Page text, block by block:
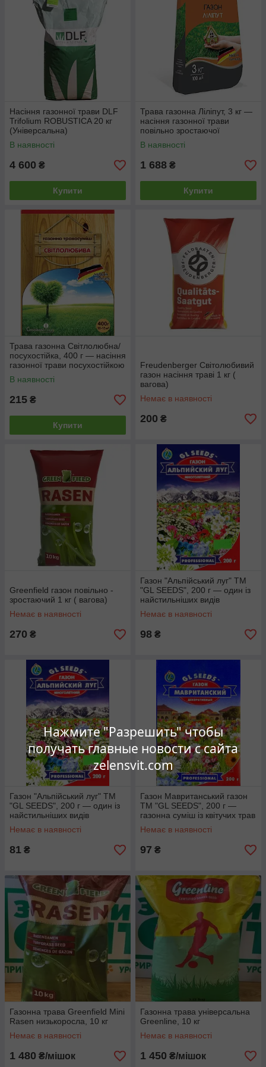
Нажмите "Разрешить" чтобы
получать главные новости с сайта
zelensvit.com
зможете підібрати для себе насіння тонконогу лучного,
костриці червоної і пасовищного райграсу. Ви отримаєте
рівномірний і пружний дерен, який не тільки чудово
виглядатиме, але ще й виявиться дуже приємним на ощупь.
Такою травою можна запросто гуляти босоніж! Якщо у вас
виникнуть якісь питання, сміливо звертайтесь до наших
консультантів!
Насіння газонної трави DLF
Trifolium ROBUSTICA 20 кг
(Універсальна)
В наявності
4 600 ₴
Купити
Трава газонна Ліліпут, 3 кг —
насіння газонної трави
повільно зростаючої
В наявності
1 688 ₴
Купити
Трава газонна Світлолюбна/
посухостійка, 400 г — насіння
газонної трави посухостійкою
В наявності
215 ₴
Купити
Freudenberger Світолюбивий
газон насіння траві 1 кг (
вагова)
Немає в наявності
200 ₴
Greenfield газон повільно -
зростаючий 1 кг ( вагова)
Немає в наявності
270 ₴
Газон "Альпійський луг" ТМ
"GL SEEDS", 200 г — один із
найстильніших видів
садового ландшафтного
дизайну
Немає в наявності
98 ₴
Газон "Альпійський луг" ТМ
"GL SEEDS", 200 г — один із
найстильніших видів
садового ландшафтного
дизайну
Немає в наявності
81 ₴
Газон Мавританський газон
ТМ "GL SEEDS", 200 г —
газонна суміш із квітучих трав
і польових квітів
Немає в наявності
97 ₴
Газонна трава Greenfield Mini
Rasen низькоросла, 10 кг
Немає в наявності
1 480 ₴/мішок
Газонна трава універсальна
Greenline, 10 кг
Немає в наявності
1 450 ₴/мішок